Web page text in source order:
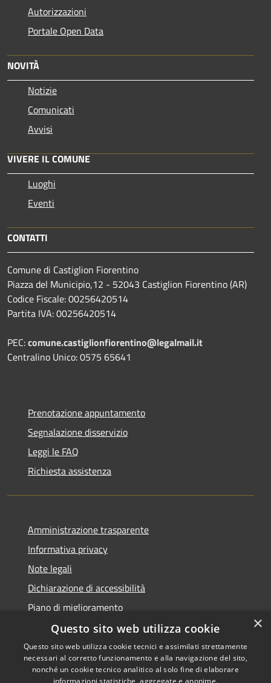
Autorizzazioni
Portale Open Data
NOVITÀ
Notizie
Comunicati
Avvisi
VIVERE IL COMUNE
Luoghi
Eventi
CONTATTI
Comune di Castiglion Fiorentino
Piazza del Municipio,12 - 52043 Castiglion Fiorentino (AR)
Codice Fiscale: 00256420514
Partita IVA: 00256420514
PEC:comune.castiglionfiorentino@legalmail.it
Centralino Unico: 0575 65641
Prenotazione appuntamento
Segnalazione disservizio
Leggi le FAQ
Richiesta assistenza
Amministrazione trasparente
Informativa privacy
Note legali
Dichiarazione di accessibilità
Piano di miglioramento
Copyright © 2026 • Comune di
×
Questo sito web utilizza cookie
Questo sito web utilizza cookie tecnici e assimilati strettamente
necessari al corretto funzionamento e alla navigazione del sito,
nonché un cookie tecnico analitico al solo fine di elaborare
informazioni statistiche, aggregate e anonime.